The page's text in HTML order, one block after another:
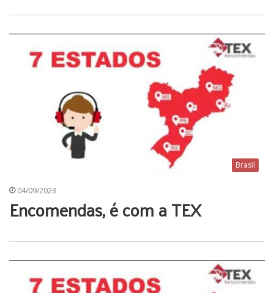
Brasil
04/09/2023
Encomendas, é com a TEX